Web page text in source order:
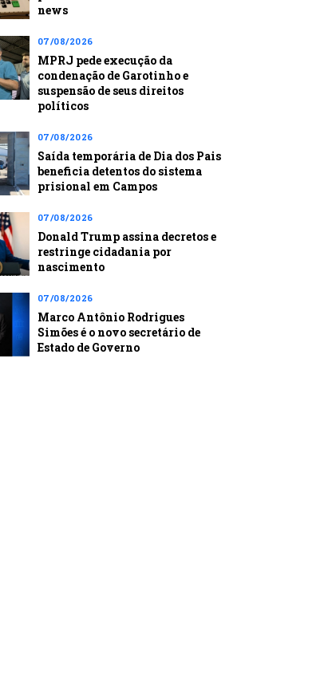
news
07/08/2026
MPRJ pede execução da
condenação de Garotinho e
suspensão de seus direitos
políticos
07/08/2026
Saída temporária de Dia dos Pais
beneficia detentos do sistema
prisional em Campos
07/08/2026
Donald Trump assina decretos e
restringe cidadania por
nascimento
07/08/2026
Marco Antônio Rodrigues
Simões é o novo secretário de
Estado de Governo